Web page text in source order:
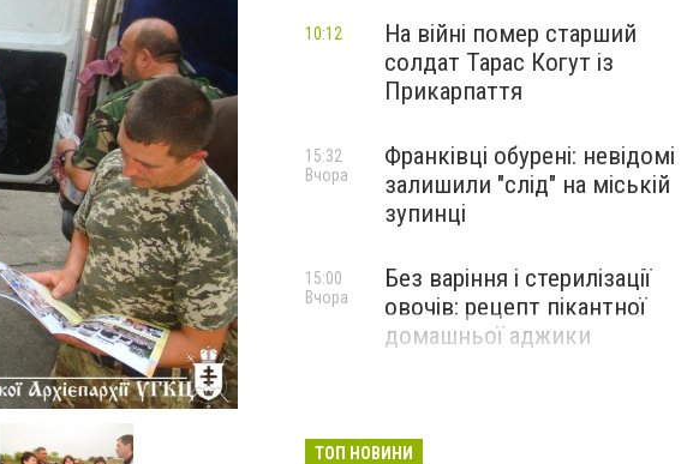
На війні помер старший
солдат Тарас Когут із
Прикарпаття
10:12
Франківці обурені: невідомі
залишили "слід" на міській
зупинці
15:32
Вчора
Без варіння і стерилізації
овочів: рецепт пікантної
домашньої аджики
15:00
Вчора
ТОП НОВИНИ